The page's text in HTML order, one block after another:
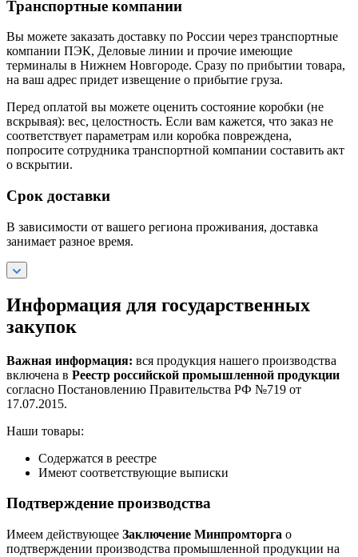
Транспортные компании
Вы можете заказать доставку по России через транспортные
компании ПЭК, Деловые линии и прочие имеющие
терминалы в Нижнем Новгороде. Сразу по прибытии товара,
на ваш адрес придет извещение о прибытие груза.
Перед оплатой вы можете оценить состояние коробки (не
вскрывая): вес, целостность. Если вам кажется, что заказ не
соответствует параметрам или коробка повреждена,
попросите сотрудника транспортной компании составить акт
о вскрытии.
Срок доставки
В зависимости от вашего региона проживания, доставка
занимает разное время.
Информация для государственных
закупок
Важная информация: вся продукция нашего производства
включена в Реестр российской промышленной продукции
согласно Постановлению Правительства РФ №719 от
17.07.2015.
Наши товары:
Содержатся в реестре
Имеют соответствующие выписки
Подтверждение производства
Имеем действующее Заключение Минпромторга о
подтверждении производства промышленной продукции на